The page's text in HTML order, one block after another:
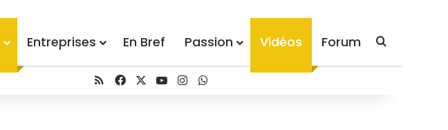
Entreprises En Bref Passion Vidéos Forum Recherche
RSSFacebookYouTubeInstagram